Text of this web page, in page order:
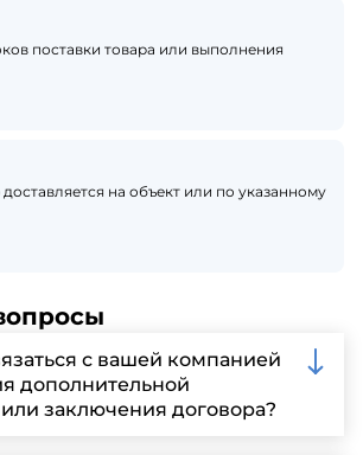
поставки товара или выполнения
на объект или по указанному
с вашей компанией
дополнительной
заключения договора?